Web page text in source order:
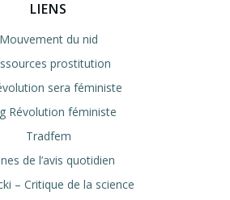
LIENS
Mouvement du nid
prostitution
sera féministe
Révolution féministe
Tradfem
de l’avis quotidien
– Critique de la science